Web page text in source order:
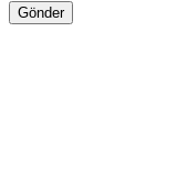
Gönder